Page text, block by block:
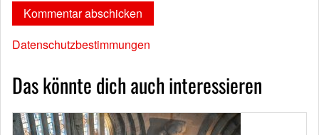
Datenschutzbestimmungen
Das könnte dich auch interessieren